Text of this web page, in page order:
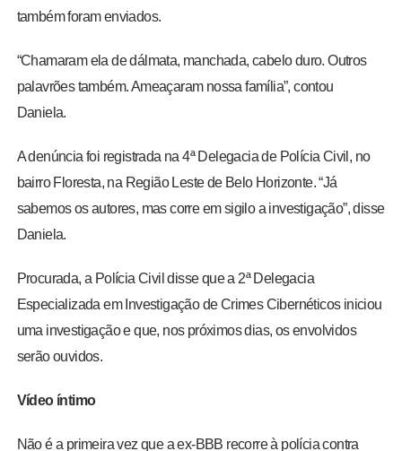
também foram enviados.
“Chamaram ela de dálmata, manchada, cabelo duro. Outros
palavrões também. Ameaçaram nossa família”, contou
Daniela.
A denúncia foi registrada na 4ª Delegacia de Polícia Civil, no
bairro Floresta, na Região Leste de Belo Horizonte. “Já
sabemos os autores, mas corre em sigilo a investigação”, disse
Daniela.
Procurada, a Polícia Civil disse que a 2ª Delegacia
Especializada em Investigação de Crimes Cibernéticos iniciou
uma investigação e que, nos próximos dias, os envolvidos
serão ouvidos.
Vídeo íntimo
Não é a primeira vez que a ex-BBB recorre à polícia contra